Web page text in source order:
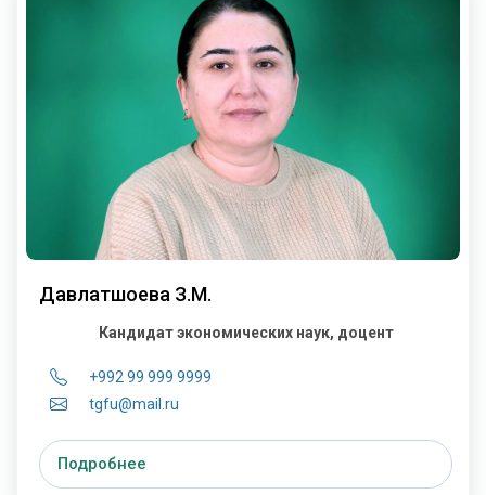
Давлатшоева З.М.
Кандидат экономических наук, доцент
+992 99 999 9999
tgfu@mail.ru
Подробнее